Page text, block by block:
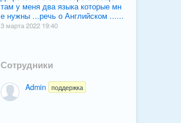
там у меня два языка которые мн
е нужны ...речь о Английском ......
3 марта 2022 19:40
Сотрудники
Admin поддержка